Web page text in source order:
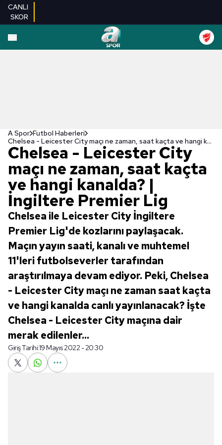
CANLI
SKOR
A Spor Futbol Haberleri
Chelsea - Leicester City maçı ne zaman, saat kaçta ve hangi kanalda? | İngiltere Premier Lig
Chelsea - Leicester City
maçı ne zaman, saat kaçta
ve hangi kanalda? |
İngiltere Premier Lig
Chelsea ile Leicester City İngiltere
Premier Lig'de kozlarını paylaşacak.
Maçın yayın saati, kanalı ve muhtemel
11'leri futbolseverler tarafından
araştırılmaya devam ediyor. Peki, Chelsea
- Leicester City maçı ne zaman saat kaçta
ve hangi kanalda canlı yayınlanacak? İşte
Chelsea - Leicester City maçına dair
merak edilenler...
Giriş Tarihi:19 Mayıs 2022 - 20:30